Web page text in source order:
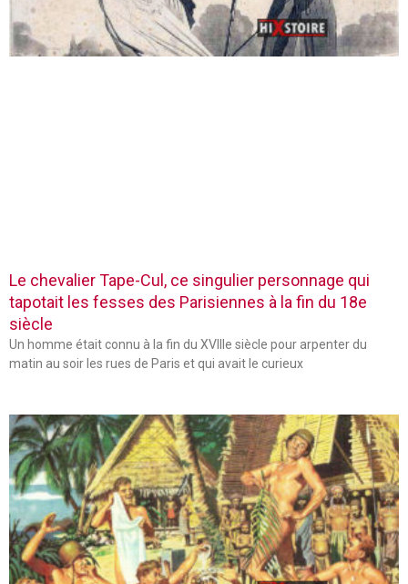
Le chevalier Tape-Cul, ce singulier personnage qui
tapotait les fesses des Parisiennes à la fin du 18e
siècle
Un homme était connu à la fin du XVIIIe siècle pour arpenter du
matin au soir les rues de Paris et qui avait le curieux